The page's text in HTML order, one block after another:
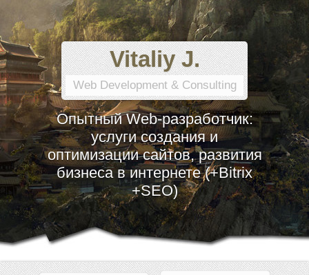
Vitaliy J.
Web Development & Consulting
Опытный Web-разработчик:
услуги создания и
оптимизации сайтов, развития
бизнеса в интернете (+Bitrix
+SEO)